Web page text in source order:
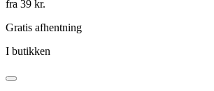
fra 39 kr.
Gratis afhentning
I butikken